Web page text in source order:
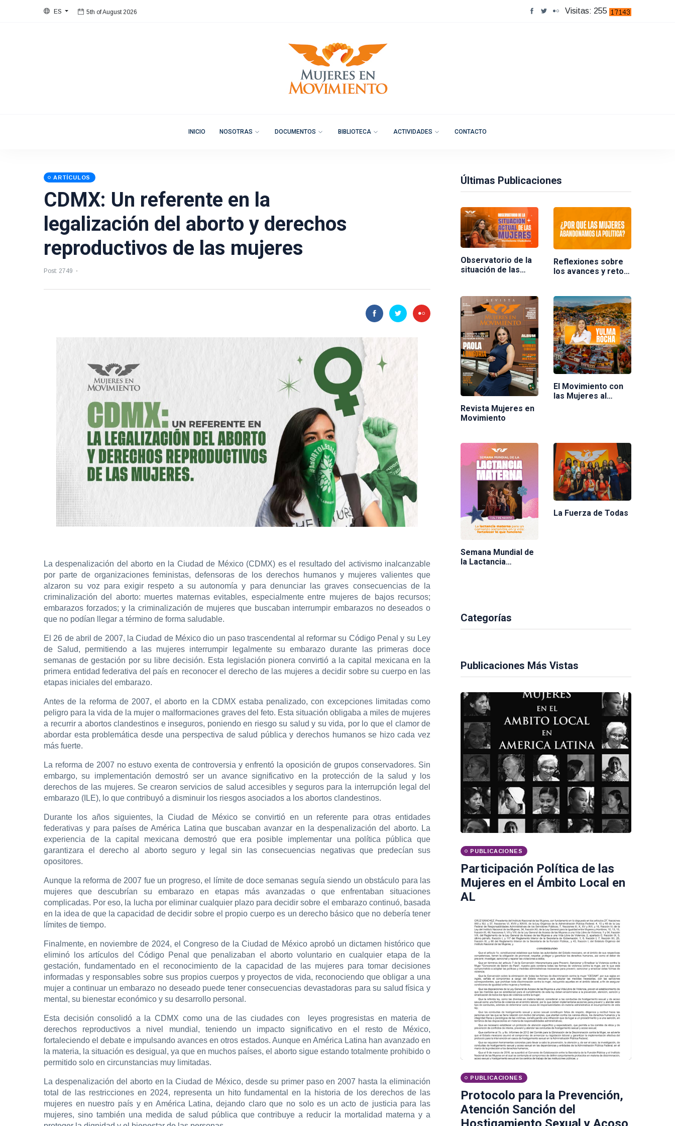
ES
5th of August 2026
Visitas: 255
INICIO NOSOTRAS DOCUMENTOS BIBLIOTECA ACTIVIDADES CONTACTO
ARTÍCULOS
CDMX: Un referente en la
legalización del aborto y derechos
reproductivos de las mujeres
Post: 2749
La despenalización del aborto en la Ciudad de México (CDMX) es el resultado del activismo inalcanzable
por parte de organizaciones feministas, defensoras de los derechos humanos y mujeres valientes que
alzaron su voz para exigir respeto a su autonomía y para denunciar las graves consecuencias de la
criminalización del aborto: muertes maternas evitables, especialmente entre mujeres de bajos recursos;
embarazos forzados; y la criminalización de mujeres que buscaban interrumpir embarazos no deseados o
que no podían llegar a término de forma saludable.
El 26 de abril de 2007, la Ciudad de México dio un paso trascendental al reformar su Código Penal y su Ley
de Salud, permitiendo a las mujeres interrumpir legalmente su embarazo durante las primeras doce
semanas de gestación por su libre decisión. Esta legislación pionera convirtió a la capital mexicana en la
primera entidad federativa del país en reconocer el derecho de las mujeres a decidir sobre su cuerpo en las
etapas iniciales del embarazo.
Antes de la reforma de 2007, el aborto en la CDMX estaba penalizado, con excepciones limitadas como
peligro para la vida de la mujer o malformaciones graves del feto. Esta situación obligaba a miles de mujeres
a recurrir a abortos clandestinos e inseguros, poniendo en riesgo su salud y su vida, por lo que el clamor de
abordar esta problemática desde una perspectiva de salud pública y derechos humanos se hizo cada vez
más fuerte.
La reforma de 2007 no estuvo exenta de controversia y enfrentó la oposición de grupos conservadores. Sin
embargo, su implementación demostró ser un avance significativo en la protección de la salud y los
derechos de las mujeres. Se crearon servicios de salud accesibles y seguros para la interrupción legal del
embarazo (ILE), lo que contribuyó a disminuir los riesgos asociados a los abortos clandestinos.
Durante los años siguientes, la Ciudad de México se convirtió en un referente para otras entidades
federativas y para países de América Latina que buscaban avanzar en la despenalización del aborto. La
experiencia de la capital mexicana demostró que era posible implementar una política pública que
garantizara el derecho al aborto seguro y legal sin las consecuencias negativas que predecían sus
opositores.
Aunque la reforma de 2007 fue un progreso, el límite de doce semanas seguía siendo un obstáculo para las
mujeres que descubrían su embarazo en etapas más avanzadas o que enfrentaban situaciones
complicadas. Por eso, la lucha por eliminar cualquier plazo para decidir sobre el embarazo continuó, basada
en la idea de que la capacidad de decidir sobre el propio cuerpo es un derecho básico que no debería tener
límites de tiempo.
Finalmente, en noviembre de 2024, el Congreso de la Ciudad de México aprobó un dictamen histórico que
eliminó los artículos del Código Penal que penalizaban el aborto voluntario en cualquier etapa de la
gestación, fundamentado en el reconocimiento de la capacidad de las mujeres para tomar decisiones
informadas y responsables sobre sus propios cuerpos y proyectos de vida, reconociendo que obligar a una
mujer a continuar un embarazo no deseado puede tener consecuencias devastadoras para su salud física y
mental, su bienestar económico y su desarrollo personal.
Esta decisión consolidó a la CDMX como una de las ciudades con leyes progresistas en materia de
derechos reproductivos a nivel mundial, teniendo un impacto significativo en el resto de México,
fortaleciendo el debate e impulsando avances en otros estados. Aunque en América Latina han avanzado en
la materia, la situación es desigual, ya que en muchos países, el aborto sigue estando totalmente prohibido o
permitido solo en circunstancias muy limitadas.
La despenalización del aborto en la Ciudad de México, desde su primer paso en 2007 hasta la eliminación
total de las restricciones en 2024, representa un hito fundamental en la historia de los derechos de las
mujeres en nuestro país y en América Latina, dejando claro que no solo es un acto de justicia para las
mujeres, sino también una medida de salud pública que contribuye a reducir la mortalidad materna y a
Últimas Publicaciones
Observatorio de la
situación de las
Ciudadano
Reflexiones sobre
los avances y retos
Ponente Nuria
Varela
Revista Mujeres en
Movimiento
El Movimiento con
las Mujeres al
Semana Mundial de
la Lactancia
La Fuerza de Todas
Categorías
Publicaciones Más Vistas
PUBLICACIONES
Participación Política de las
Mujeres en el Ámbito Local en
AL
PUBLICACIONES
Protocolo para la Prevención,
Atención Sanción del